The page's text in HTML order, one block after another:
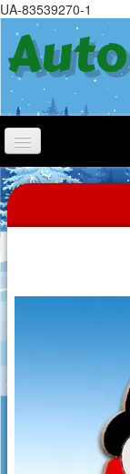
UA-83539270-1
Accueil
Chiens à
Trotteurs
Oiseaux
Grimpeurs